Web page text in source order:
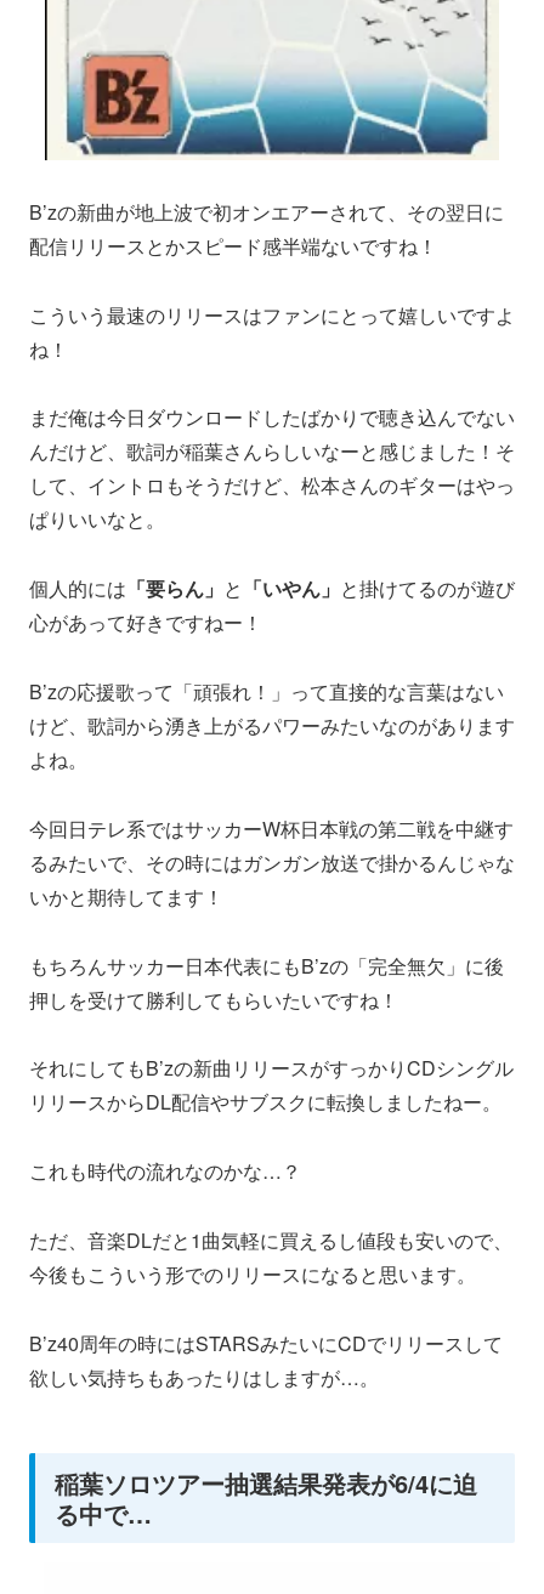
B’zの新曲が地上波で初オンエアーされて、その翌日に
配信リリースとかスピード感半端ないですね！
こういう最速のリリースはファンにとって嬉しいですよ
ね！
まだ俺は今日ダウンロードしたばかりで聴き込んでない
んだけど、歌詞が稲葉さんらしいなーと感じました！そ
して、イントロもそうだけど、松本さんのギターはやっ
ぱりいいなと。
個人的には 「要らん」 と 「いやん」 と掛けてるのが遊び
心があって好きですねー！
B’zの応援歌って「頑張れ！」って直接的な言葉はない
けど、歌詞から湧き上がるパワーみたいなのがあります
よね。
今回日テレ系ではサッカーW杯日本戦の第二戦を中継す
るみたいで、その時にはガンガン放送で掛かるんじゃな
いかと期待してます！
もちろんサッカー日本代表にもB’zの「完全無欠」に後
押しを受けて勝利してもらいたいですね！
それにしてもB’zの新曲リリースがすっかりCDシングル
リリースからDL配信やサブスクに転換しましたねー。
これも時代の流れなのかな…？
ただ、音楽DLだと1曲気軽に買えるし値段も安いので、
今後もこういう形でのリリースになると思います。
B’z40周年の時にはSTARSみたいにCDでリリースして
欲しい気持ちもあったりはしますが…。
稲葉ソロツアー抽選結果発表が6/4に迫
る中で…